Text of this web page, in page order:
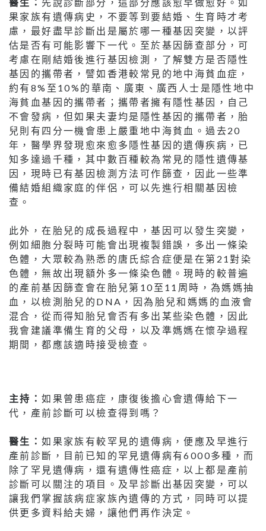
果家族有遺傳病史，不要等到要結婚、生育時才考
慮，最好盡早診斷出是屬於哪一種基因突變，以評
估是否有可能影響下一代。至於基因篩查部分，可
考慮在剛結婚後進行基因檢測，了解雙方是否隱性
基因的攜帶者，譬如香港較常見的地中海貧血症，
約有8%至10%的華南、廣東、廣西人士是隱性地中
海貧血基因的攜帶者；攜帶者擁有隱性基因，自己
不會發病，但如果夫妻均是隱性基因的攜帶者，胎
兒則有四分一機會患上嚴重地中海貧血。過去20
年，醫學界發現愈來愈多隱性基因的遺傳疾病，已
知多達過千種，其中數百種較為常見的隱性遺傳基
因，現時已有基因檢測方法可作篩查，因此一些準
備結婚組織家庭的伴侶，可以先進行相關基因檢
查。
此外，在胎兒的成長過程中，基因可以發生突變，
例如細胞分裂時可能會出現複製錯誤，多出一條染
色體，大眾較為熟悉的唐氏綜合症便是在第21對染
色體，無故出現額外多一條染色體。現時的較普遍
的產前基因篩查會在胎兒第10至11周時，為媽媽抽
血，以檢測胎兒的DNA，因為胎兒和媽媽的血液會
混合，從而得知胎兒會否有多出某些染色體，因此
我會建議準備生育的父母，以及準媽媽在懷孕過程
期間，都應該適時接受檢查。
主持：如果曾患癌症，康復後擔心會遺傳給下一
代，產前診斷可以檢查得到嗎？
醫生：如果家族有較罕見的遺傳病，便應及早進行
產前診斷，目前已知的罕見遺傳病有6000多種，而
除了罕見遺傳病，還有遺傳性癌症，以上都是產前
診斷可以關注的項目。及早診斷出基因突變，可以
讓我們掌握該病症家族內遺傳的方式，同時可以提
供更多資料給夫婦，讓他們再作決定。